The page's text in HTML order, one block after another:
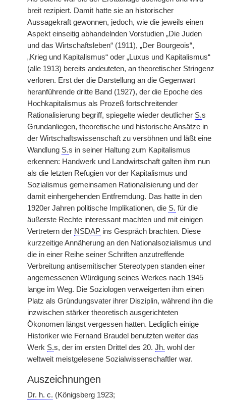
breit rezipiert. Damit hatte sie an historischer
Aussagekraft gewonnen, jedoch, wie die jeweils einen
Aspekt einseitig abhandelnden Vorstudien „Die Juden
und das Wirtschaftsleben“ (1911), „Der Bourgeois“,
„Krieg und Kapitalismus“ oder „Luxus und Kapitalismus“
(alle 1913) bereits andeuteten, an theoretischer Stringenz
verloren. Erst der die Darstellung an die Gegenwart
heranführende dritte Band (1927), der die Epoche des
Hochkapitalismus als Prozeß fortschreitender
Rationalisierung begriff, spiegelte wieder deutlicher S.s
Grundanliegen, theoretische und historische Ansätze in
der Wirtschaftswissenschaft zu versöhnen und läßt eine
Wandlung S.s in seiner Haltung zum Kapitalismus
erkennen: Handwerk und Landwirtschaft galten ihm nun
als die letzten Refugien vor der Kapitalismus und
Sozialismus gemeinsamen Rationalisierung und der
damit einhergehenden Entfremdung. Das hatte in den
1920er Jahren politische Implikationen, die S. für die
äußerste Rechte interessant machten und mit einigen
Vertretern der NSDAP ins Gespräch brachten. Diese
kurzzeitige Annäherung an den Nationalsozialismus und
die in einer Reihe seiner Schriften anzutreffende
Verbreitung antisemitischer Stereotypen standen einer
angemessenen Würdigung seines Werkes nach 1945
lange im Weg. Die Soziologen verweigerten ihm einen
Platz als Gründungsvater ihrer Disziplin, während ihn die
inzwischen stärker theoretisch ausgerichteten
Ökonomen längst vergessen hatten. Lediglich einige
Historiker wie Fernand Braudel benutzten weiter das
Werk S.s, der im ersten Drittel des 20. Jh. wohl der
weltweit meistgelesene Sozialwissenschaftler war.
Auszeichnungen
Dr. h. c. (Königsberg 1923;